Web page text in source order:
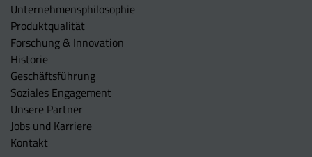
Unternehmens­philosophie
Produktqualität
Forschung & Innovation
Historie
Geschäftsführung
Soziales Engagement
Unsere Partner
Jobs und Karriere
Kontakt